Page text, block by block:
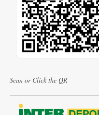
Scan or Click the QR